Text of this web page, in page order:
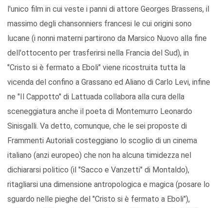
l'unico film in cui veste i panni di attore Georges Brassens, il
massimo degli chansonniers francesi le cui origini sono
lucane (i nonni materni partirono da Marsico Nuovo alla fine
dell'ottocento per trasferirsi nella Francia del Sud), in
"Cristo si è fermato a Eboli" viene ricostruita tutta la
vicenda del confino a Grassano ed Aliano di Carlo Levi, infine
ne "Il Cappotto" di Lattuada collabora alla cura della
sceneggiatura anche il poeta di Montemurro Leonardo
Sinisgalli. Va detto, comunque, che le sei proposte di
Frammenti Autoriali costeggiano lo scoglio di un cinema
italiano (anzi europeo) che non ha alcuna timidezza nel
dichiararsi politico (il "Sacco e Vanzetti" di Montaldo),
ritagliarsi una dimensione antropologica e magica (posare lo
sguardo nelle pieghe del "Cristo si è fermato a Eboli"),